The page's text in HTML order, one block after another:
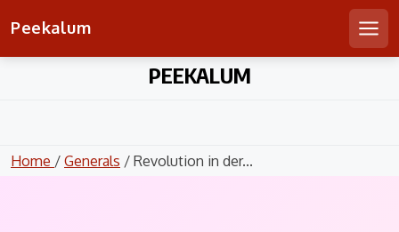
Peekalum
PEEKALUM
Home / Generals / Revolution in der...